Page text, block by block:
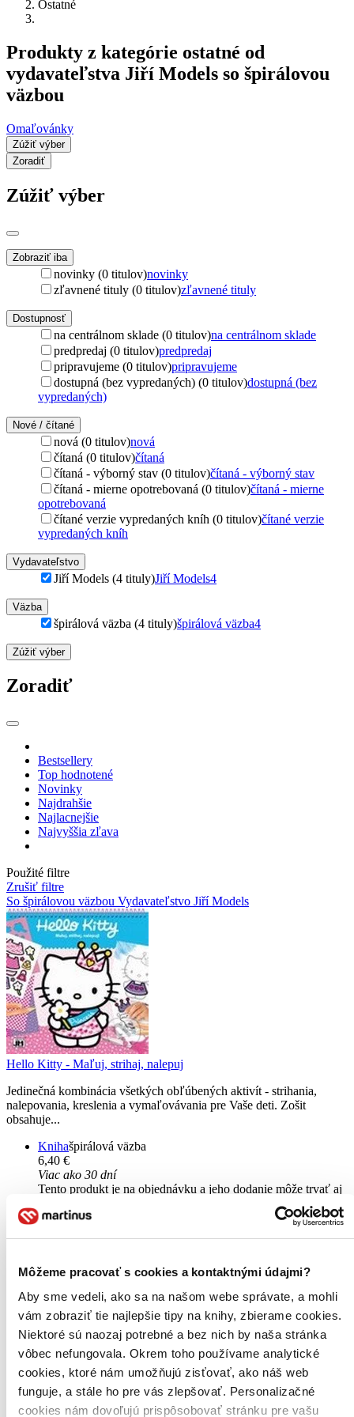
Môžeme pracovať s cookies a kontaktnými údajmi?
Aby sme vedeli, ako sa na našom webe správate, a mohli
vám zobraziť tie najlepšie tipy na knihy, zbierame cookies.
Niektoré sú naozaj potrebné a bez nich by naša stránka
vôbec nefungovala. Okrem toho používame analytické
cookies, ktoré nám umožňujú zisťovať, ako náš web
funguje, a stále ho pre vás zlepšovať. Personalizačné
cookies nám dovoľujú prispôsobovať stránku pre vašu
Ostatné
Produkty z kategórie ostatné od
vydavateľstva Jiří Models so špirálovou
väzbou
Omaľovánky
Zúžiť výber
Zoradiť
Zúžiť výber
Zobraziť iba
novinky (0 titulov)novinky
zľavnené tituly (0 titulov)zľavnené tituly
Dostupnosť
na centrálnom sklade (0 titulov)na centrálnom sklade
predpredaj (0 titulov)predpredaj
pripravujeme (0 titulov)pripravujeme
dostupná (bez vypredaných) (0 titulov)dostupná (bez
vypredaných)
Nové / čítané
nová (0 titulov)nová
čítaná (0 titulov)čítaná
čítaná - výborný stav (0 titulov)čítaná - výborný stav
čítaná - mierne opotrebovaná (0 titulov)čítaná - mierne
opotrebovaná
čítané verzie vypredaných kníh (0 titulov)čítané verzie
vypredaných kníh
Vydavateľstvo
Jiří Models (4 tituly)Jiří Models4
Väzba
špirálová väzba (4 tituly)špirálová väzba4
Zúžiť výber
Zoradiť
Bestsellery
Top hodnotené
Novinky
Najdrahšie
Najlacnejšie
Najvyššia zľava
Použité filtre
Zrušiť filtre
So špirálovou väzbou Vydavateľstvo Jiří Models
Hello Kitty - Maľuj, strihaj, nalepuj
Jedinečná kombinácia všetkých obľúbených aktivít - strihania,
nalepovania, kreslenia a vymaľovávania pre Vaše deti. Zošit
obsahuje...
Knihašpirálová väzba
6,40 €
Viac ako 30 dní
Tento produkt je na objednávku a jeho dodanie môže trvať aj
viac ako 30 dní. Urobíme však všetko pre to, aby sme vašu
objednávku odoslali čo najskôr a o jej ceste vás budeme včas